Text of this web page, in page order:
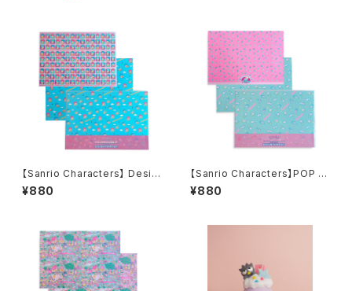
【Sanrio Characters】 Desig
n paper set /GOROPIKADO
N/デザインペーパーセット
¥880
【Sanrio Characters】POP PI
NK PRINT! Design paper s
et /FRESH PUNCH/デザイン
¥880